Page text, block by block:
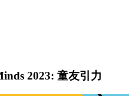
2023: 童友引力